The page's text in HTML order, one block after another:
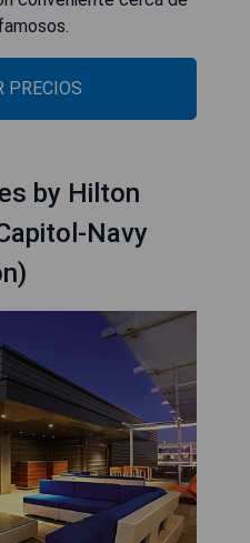
PRECIOS
by Hilton
Navy